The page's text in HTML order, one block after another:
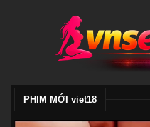
PHIM MỚI viet18